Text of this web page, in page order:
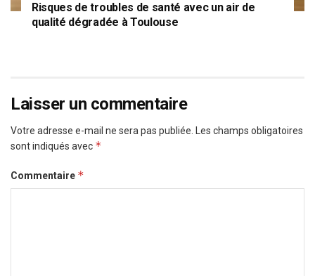
Risques de troubles de santé avec un air de
qualité dégradée à Toulouse
Laisser un commentaire
Votre adresse e-mail ne sera pas publiée. Les champs obligatoires
sont indiqués avec *
Commentaire *